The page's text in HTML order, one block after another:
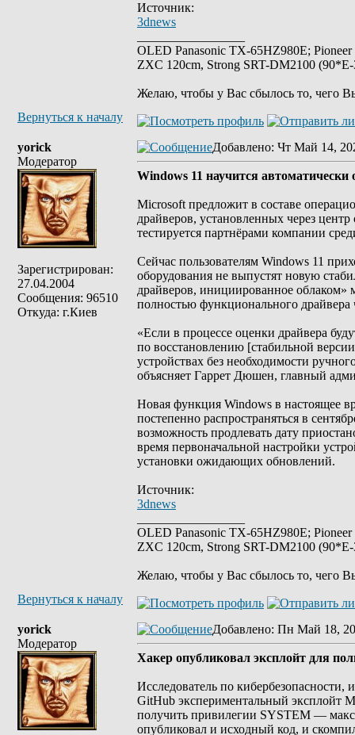
Источник:
3dnews
OLED Panasonic TX-65HZ980E;
ZXC 120cm, Strong SRT-DM2100
Желаю, чтобы у Вас сбылось то, чего
Вернуться к началу
yorick
Модератор
Зарегистрирован:
27.04.2004
Сообщения: 96510
Откуда: г.Киев
Добавлено: Чт Май 14,
Windows 11 научится
Microsoft предложит в составе
драйверов, установленных через
тестируется партнёрами компании
Сейчас пользователям Windows 11
оборудования не выпустят новую
драйверов, инициированное
полностью функционального драйвера
«Если в процессе оценки драйвера
по восстановлению [стабильной
устройствах без необходимости
объясняет Гаррет Дюшен, главный
Новая функция Windows в настоящее
постепенно распространяться в
возможность продлевать дату
время первоначальной настройки
установки ожидающих обновлений.
Источник:
3dnews
OLED Panasonic TX-65HZ980E;
ZXC 120cm, Strong SRT-DM2100
Желаю, чтобы у Вас сбылось то, чего
Вернуться к началу
yorick
Модератор
Добавлено: Пн Май 18,
Хакер опубликовал эксплойт для
Исследователь по
GitHub экспериментальный эксплойт
получить привилегии SYSTEM —
опубликовал и исходный код, и